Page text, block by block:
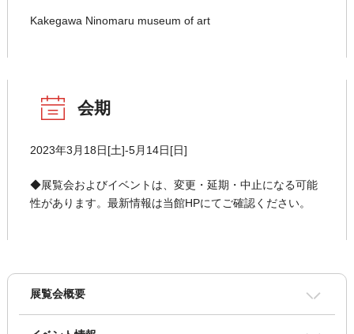
Kakegawa Ninomaru museum of art
会期
2023年3月18日[土]-5月14日[日]
◆展覧会およびイベントは、変更・延期・中止になる可能
性があります。最新情報は当館HPにてご確認ください。
展覧会概要